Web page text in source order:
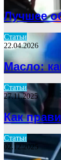
Лучшее
Статьи
22.04.2026
Масло:
Статьи
27.11.2025
Как
Статьи
02.12.2025